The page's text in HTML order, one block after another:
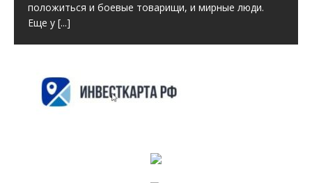
положиться и боевые товарищи, и мирные люди.
Еще у [...]